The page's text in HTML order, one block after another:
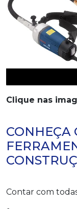
Clique nas
CONHEÇA
Contar com